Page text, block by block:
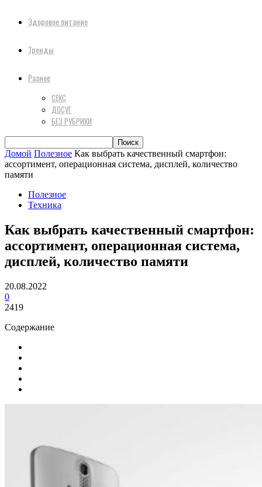
Здоровое питание
Тренды
Разное
СЕКС
ДОСУГ
БЕЗ РУБРИКИ
Домой Полезное Как выбрать качественный смартфон:
ассортимент, операционная система, дисплей, количество
памяти
Полезное
Техника
Как выбрать качественный смартфон:
ассортимент, операционная система,
дисплей, количество памяти
20.08.2022
0
2419
Содержание